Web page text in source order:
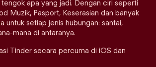
apa yang jadi. Dengan ciri seperti
Muzik, Pasport, Keserasian dan banyak
untuk setiap jenis hubungan: santai,
mana di antaranya.
Tinder secara percuma di iOS dan